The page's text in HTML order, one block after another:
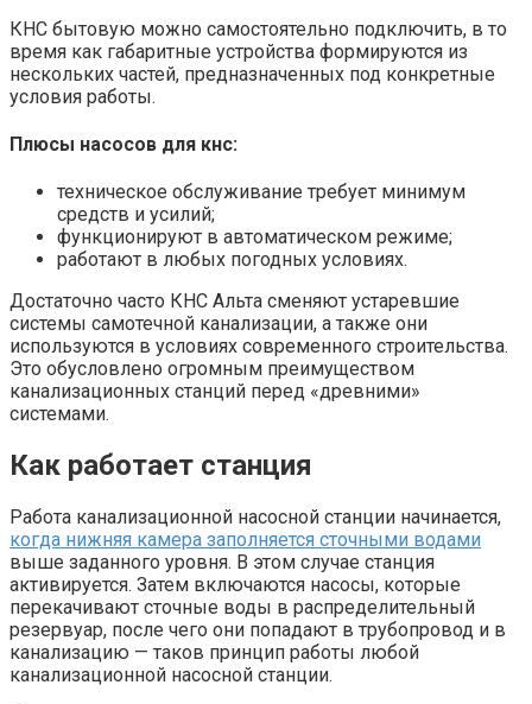
КНС бытовую можно самостоятельно подключить, в то
время как габаритные устройства формируются из
нескольких частей, предназначенных под конкретные
условия работы.
Плюсы насосов для кнс:
техническое обслуживание требует минимум
средств и усилий;
функционируют в автоматическом режиме;
работают в любых погодных условиях.
Достаточно часто КНС Альта сменяют устаревшие
системы самотечной канализации, а также они
используются в условиях современного строительства.
Это обусловлено огромным преимуществом
канализационных станций перед «древними»
системами.
Как работает станция
Работа канализационной насосной станции начинается,
когда нижняя камера заполняется сточными водами
выше заданного уровня. В этом случае станция
активируется. Затем включаются насосы, которые
перекачивают сточные воды в распределительный
резервуар, после чего они попадают в трубопровод и в
канализацию — таков принцип работы любой
канализационной насосной станции.